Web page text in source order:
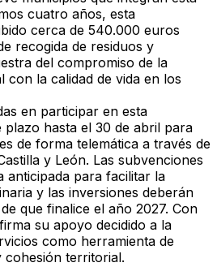
cuatro años, esta
cerca de 540.000 euros
recogida de residuos y
del compromiso de la
con la calidad de vida en los
en participar en esta
hasta el 30 de abril para
de forma telemática a través de
y León. Las subvenciones
anticipada para facilitar la
y las inversiones deberán
que finalice el año 2027. Con
su apoyo decidido a la
como herramienta de
cohesión territorial.